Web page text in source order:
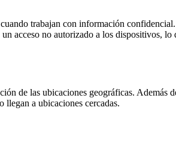
trabajan con información
acceso no autorizado a los dispositivos,
de las ubicaciones geográficas.
a ubicaciones cercadas.